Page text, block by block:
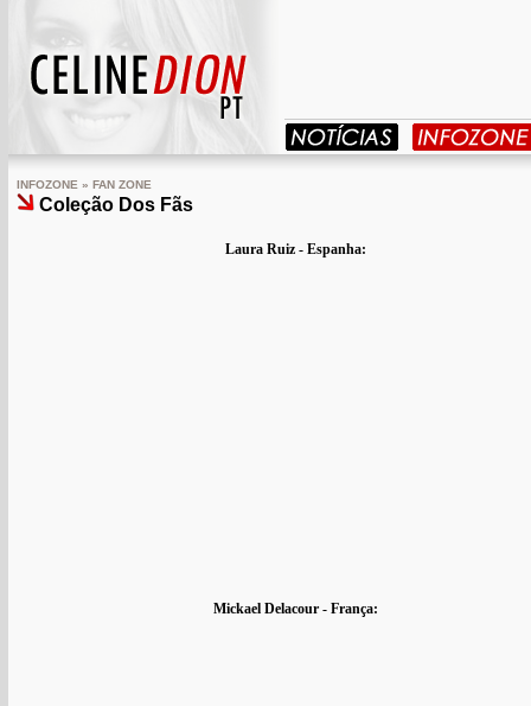
INFOZONE » FAN ZONE
Coleção Dos Fãs
Laura Ruiz - Espanha:
Mickael Delacour- França: